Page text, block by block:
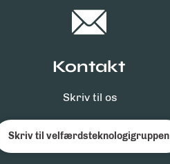
Kontakt
Skriv til os
Skriv til velfærdsteknologigruppen